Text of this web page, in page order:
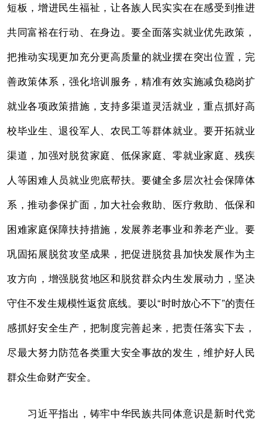
短板，增进民生福祉，让各族人民实实在在感受到推进
共同富裕在行动、在身边。要全面落实就业优先政策，
把推动实现更加充分更高质量的就业摆在突出位置，完
善政策体系，强化培训服务，精准有效实施减负稳岗扩
就业各项政策措施，支持多渠道灵活就业，重点抓好高
校毕业生、退役军人、农民工等群体就业。要开拓就业
渠道，加强对脱贫家庭、低保家庭、零就业家庭、残疾
人等困难人员就业兜底帮扶。要健全多层次社会保障体
系，推动参保扩面，加大社会救助、医疗救助、低保和
困难家庭保障扶持措施，发展养老事业和养老产业。要
巩固拓展脱贫攻坚成果，把促进脱贫县加快发展作为主
攻方向，增强脱贫地区和脱贫群众内生发展动力，坚决
守住不发生规模性返贫底线。要以“时时放心不下”的责任
感抓好安全生产，把制度完善起来，把责任落实下去，
尽最大努力防范各类重大安全事故的发生，维护好人民
群众生命财产安全。
习近平指出，铸牢中华民族共同体意识是新时代党